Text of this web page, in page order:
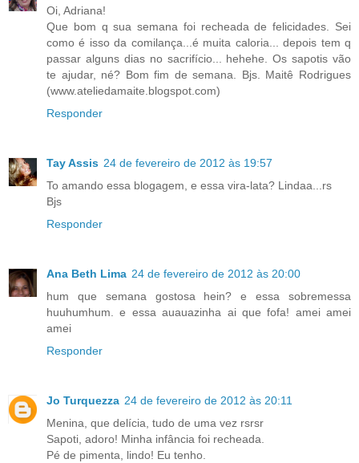
Oi, Adriana!
Que bom q sua semana foi recheada de felicidades. Sei
como é isso da comilança...é muita caloria... depois tem q
passar alguns dias no sacrifício... hehehe. Os sapotis vão
te ajudar, né? Bom fim de semana. Bjs. Maitê Rodrigues
(www.ateliedamaite.blogspot.com)
Responder
Tay Assis 24 de fevereiro de 2012 às 19:57
To amando essa blogagem, e essa vira-lata? Lindaa...rs
Bjs
Responder
Ana Beth Lima 24 de fevereiro de 2012 às 20:00
hum que semana gostosa hein? e essa sobremessa
huuhumhum. e essa auauazinha ai que fofa! amei amei
amei
Responder
Jo Turquezza 24 de fevereiro de 2012 às 20:11
Menina, que delícia, tudo de uma vez rsrsr
Sapoti, adoro! Minha infância foi recheada.
Pé de pimenta, lindo! Eu tenho.